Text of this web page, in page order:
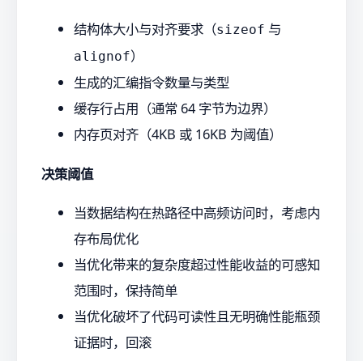
结构体大小与对齐要求（sizeof 与
alignof）
生成的汇编指令数量与类型
缓存行占用（通常 64 字节为边界）
内存页对齐（4KB 或 16KB 为阈值）
决策阈值
当数据结构在热路径中高频访问时，考虑内
存布局优化
当优化带来的复杂度超过性能收益的可感知
范围时，保持简单
当优化破坏了代码可读性且无明确性能瓶颈
证据时，回滚